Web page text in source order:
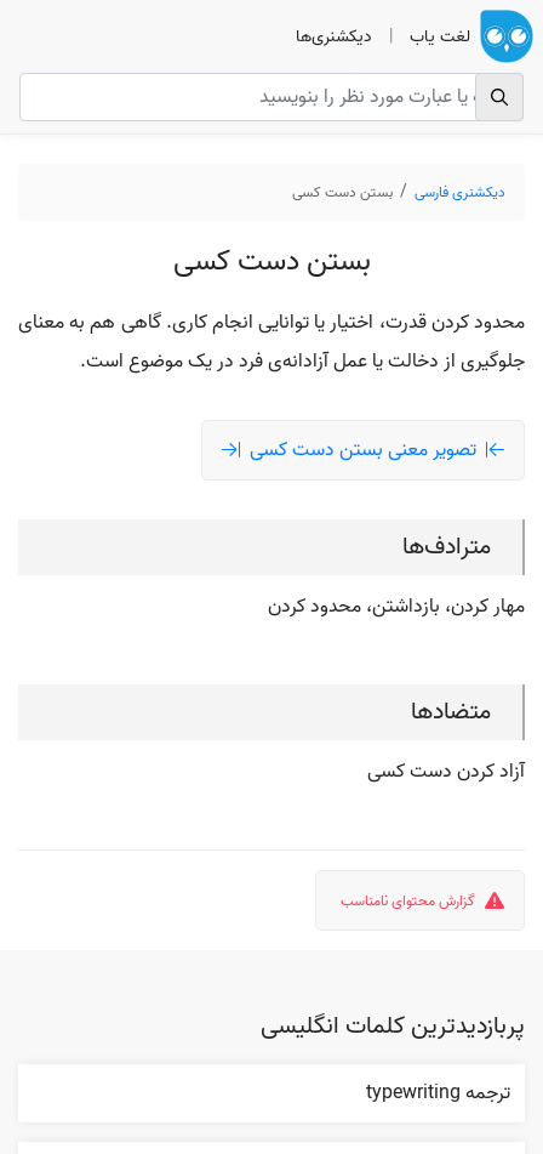
لغت یاب | دیکشنری‌ها
دیکشنری فارسی بستن دست کسی
بستن دست کسی
محدود کردن قدرت، اختیار یا توانایی انجام کاری. گاهی هم به معنای
جلوگیری از دخالت یا عمل آزادانه‌ی فرد در یک موضوع است.
تصویر معنی بستن دست کسی
مترادف‌ها
مهار کردن، بازداشتن، محدود کردن
متضادها
آزاد کردن دست کسی
گزارش محتوای نامناسب
پربازدیدترین کلمات انگلیسی
ترجمه typewriting